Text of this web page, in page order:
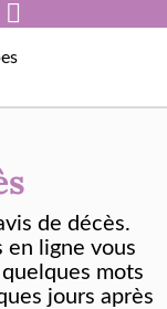
de décès.
en ligne vous
mots
jours après